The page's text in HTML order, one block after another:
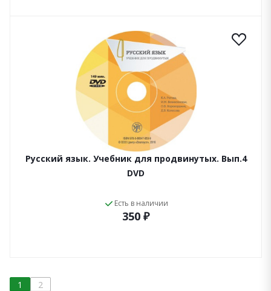
Русский язык. Учебник для продвинутых. Вып.4
DVD
Есть в наличии
350 ₽
1 2